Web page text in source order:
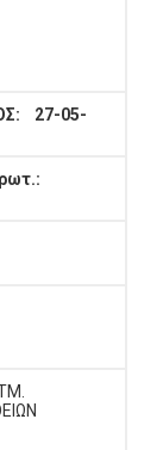
27-05-